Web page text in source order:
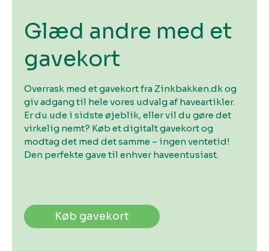
Glæd andre med et
gavekort
Overrask med et gavekort fra Zinkbakken.dk og
giv adgang til hele vores udvalg af haveartikler.
Er du ude i sidste øjeblik, eller vil du gøre det
virkelig nemt? Køb et digitalt gavekort og
modtag det med det samme – ingen ventetid!
Den perfekte gave til enhver haveentusiast.
Køb gavekort